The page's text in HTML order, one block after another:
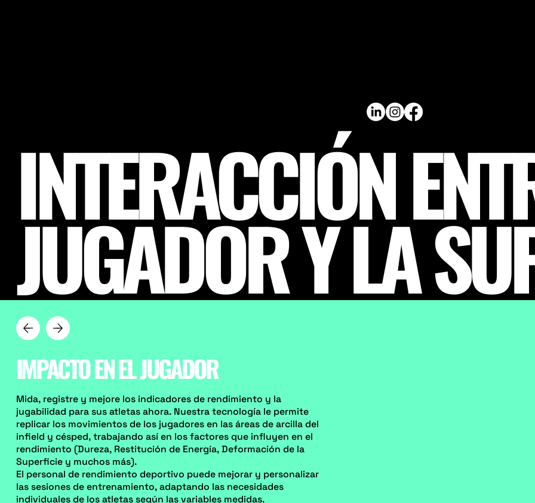
INTERACCIÓN
JUGADOR Y LA
IMPACTO EN EL JUGADOR
Mida, registre y mejore los indicadores de rendimiento y la
jugabilidad para sus atletas ahora. Nuestra tecnología le permite
replicar los movimientos de los jugadores en las áreas de arcilla del
infield y césped, trabajando así en los factores que influyen en el
rendimiento (Dureza, Restitución de Energía, Deformación de la
Superficie y muchos más).
El personal de rendimiento deportivo puede mejorar y personalizar
las sesiones de entrenamiento, adaptando las necesidades
individuales de los atletas según las variables medidas.